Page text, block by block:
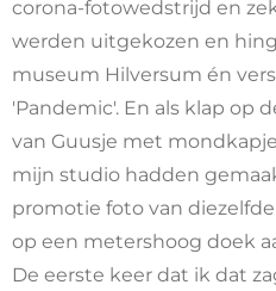
corona-fotowedstrijd en
werden uitgekozen en
museum Hilversum én
'Pandemic'. En als klap op
van Guusje met
mijn studio hadden
promotie foto van
op een metershoog doek
De eerste keer dat ik dat